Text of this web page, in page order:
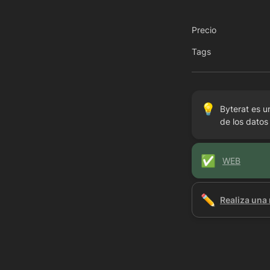
Precio
Tags
💡
Byterat es
de los
✅ WEB
✏️ Realiza